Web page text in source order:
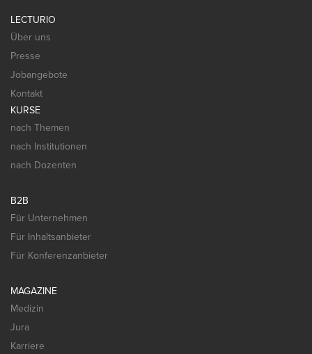
LECTURIO
Über uns
Presse
Jobangebote
Kontakt
KURSE
nach Themen
nach Institutionen
nach Dozenten
B2B
Für Unternehmen
Für Inhaltsanbieter
Für Konferenzanbieter
MAGAZINE
Medizin
Jura
Karriere